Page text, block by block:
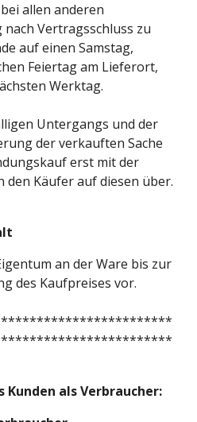
allen anderen
Vertragsschluss zu
auf einen Samstag,
Feiertag am Lieferort,
Werktag.
Untergangs und der
der verkauften Sache
erst mit der
den Käufer auf diesen über.
an der Ware bis zur
des Kaufpreises vor.
Kunden als Verbraucher: